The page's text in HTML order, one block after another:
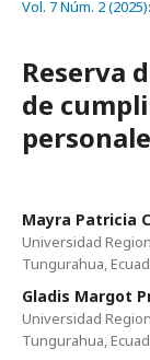
Vol. 7 Núm. 2
Reserva
de
Mayra Patricia
Universidad
Tungurahua,
Gladis Margot
Universidad
Tungurahua,